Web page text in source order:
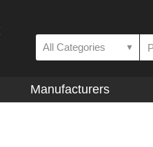
All Categories ▼
Manufacturers